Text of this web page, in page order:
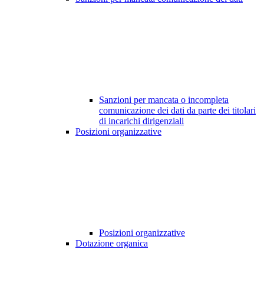
Sanzioni per mancata o incompleta
comunicazione dei dati da parte dei titolari
di incarichi dirigenziali
Posizioni organizzative
Posizioni organizzative
Dotazione organica